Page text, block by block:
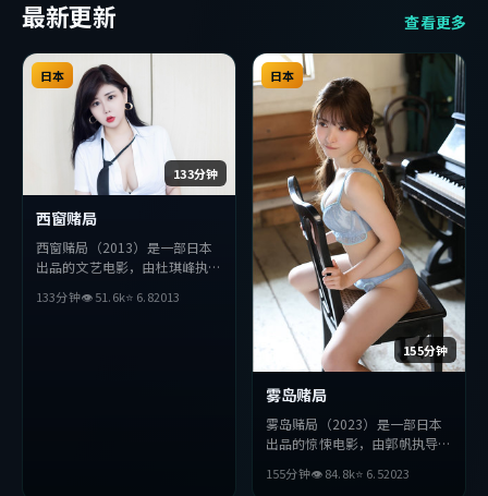
最新更新 查看更多
133分钟
日本
西窗赌局
西窗赌局（2013）是一部日本
出品的文艺电影，由杜琪峰执
演。影片在叙事与视听上力求突
133分钟👁51.6k⭐ 6.82013
155分钟
日本
雾岛赌局
雾岛赌局（2023）是一部日本
出品的惊悚电影，由郭帆执导，
演。影片在叙事与视听上力求突
155分钟👁84.8k⭐ 6.52023